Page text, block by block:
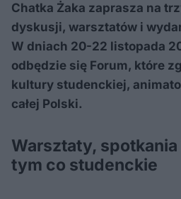
Chatka Żaka zaprasza na
dyskusji, warsztatów i
W dniach 20-22 listopada
odbędzie się Forum, które
kultury studenckiej,
całej Polski.
Warsztaty,
tym co studenckie